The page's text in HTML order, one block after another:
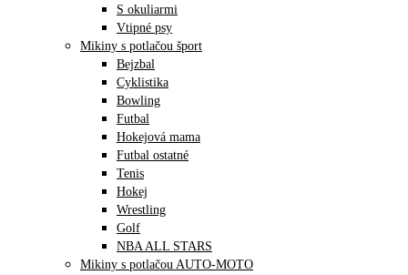
S okuliarmi
Vtipné psy
Mikiny s potlačou šport
Bejzbal
Cyklistika
Bowling
Futbal
Hokejová mama
Futbal ostatné
Tenis
Hokej
Wrestling
Golf
NBA ALL STARS
Mikiny s potlačou AUTO-MOTO